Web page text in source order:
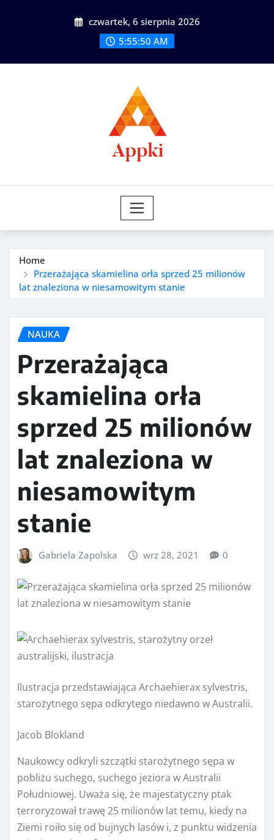
czwartek, 6 sierpnia 2026
5:55:51 AM
Home
Przerażająca skamielina orła sprzed 25 milionów
lat znaleziona w niesamowitym stanie
NAUKA
Przerażająca
skamielina orła
sprzed 25 milionów
lat znaleziona w
niesamowitym
stanie
Gabriela Zapolska wrz 28, 2021 0
Ilustracja przedstawiająca Archaehierax sylvestris,
starożytnego sępa odkrytego niedawno w Australii.
Jacob Blokland
Naukowcy odkryli szczątki starożytnego sępa w
pobliżu suchego, suchego jeziora w Australii
Południowej. Uważa się, że majestatyczny ptak
terroryzował trawę 25 milionów lat temu, kiedy na
Ziemi roiło się od bujnych lasów i, z punktu widzenia